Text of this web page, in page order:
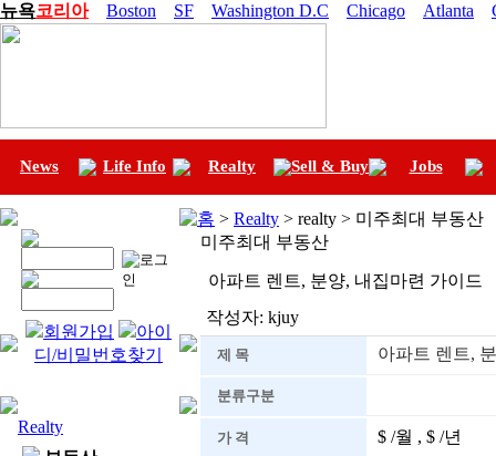
뉴욕코리아 Boston SF Washington D.C Chicago Atlanta
News Life Info Realty Sell & Buy Jobs
회원가입
아이
디/비밀번호찾기
Realty
홈 > Realty > realty > 미주최대 부동산
미주최대 부동산
아파트 렌트, 분양, 내집마련 가이드
작성자: kjuy
제 목 아파트 렌트,
분류구분
가 격 $ /월 , $ /년